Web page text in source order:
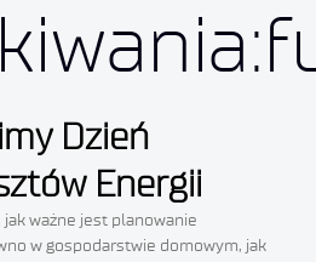
Dzień
Energii
ważne jest planowanie
w gospodarstwie domowym, jak